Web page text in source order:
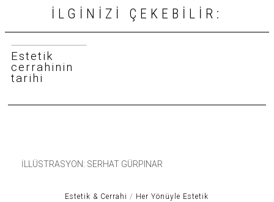
İLGINIZI ÇEKEBILIR:
Estetik
cerrahinin
tarihi
İLLÜSTRASYON: SERHAT GÜRPINAR
Estetik & Cerrahi / Her Yönüyle Estetik